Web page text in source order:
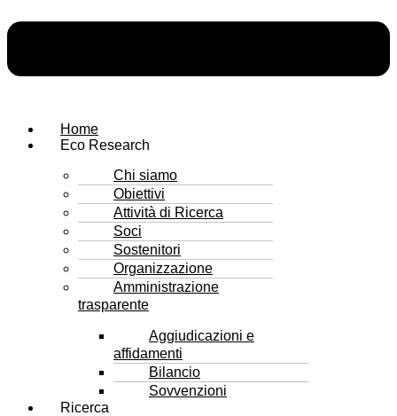
Home
Eco Research
Chi siamo
Obiettivi
Attività di Ricerca
Soci
Sostenitori
Organizzazione
Amministrazione
trasparente
Aggiudicazioni e
affidamenti
Bilancio
Sovvenzioni
Ricerca